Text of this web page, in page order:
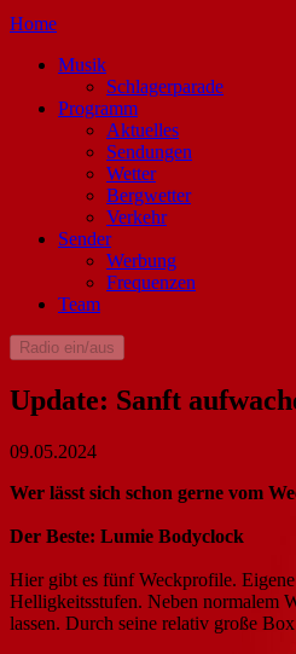
Home
Musik
Schlagerparade
Programm
Aktuelles
Sendungen
Wetter
Bergwetter
Verkehr
Sender
Werbung
Frequenzen
Team
Radio ein/aus
Update: Sanft
09.05.2024
Wer lässt sich schon gerne vom
Der Beste: Lumie Bodyclock
Hier gibt es fünf Weckprofile.
Helligkeitsstufen. Neben normalem
lassen. Durch seine relativ große